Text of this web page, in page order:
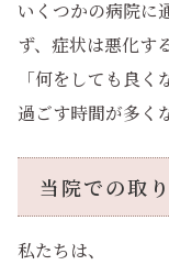
いくつかの病院に
ず、症状は悪化す
「何をしても良
過ごす時間が多く
当院での取
私たちは、